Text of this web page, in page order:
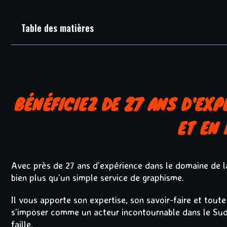
Table des matières
BÉNÉFICIEZ DE 27 ANS
ET EN
Avec près de 27 ans d’expérience dans le domaine
bien plus qu’un simple service de graphisme.
Il vous apporte son expertise, son savoir-faire et
s’imposer comme un acteur incontournable dans le
faille.